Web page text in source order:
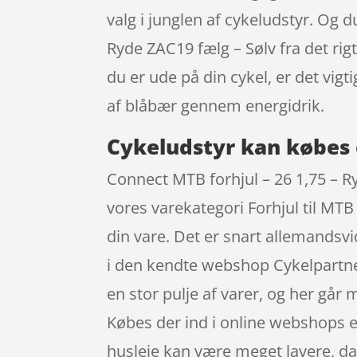
valg i junglen af cykeludstyr. Og
Ryde ZAC19 fælg – Sølv fra det
du er ude på din cykel, er det
af blåbær gennem energidrik.
Cykeludstyr kan
Connect MTB forhjul – 26 1,75 –
vores varekategori Forhjul til
din vare. Det er snart
i den kendte webshop
en stor pulje af varer, og her går
Købes der ind i online webshops
husleje kan være meget lavere,